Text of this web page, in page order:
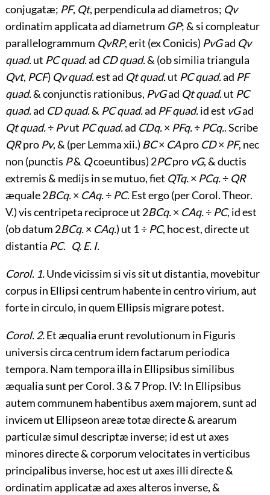
conjugatæ; PF, Qt, perpendicula ad diametros; Qv
ordinatim applicata ad diametrum GP; & si compleatur
parallelogrammum QvRP, erit (ex Conicis) PvGad Qv
quad.ut PC quad.ad CD quad.& (ob similia triangula
Qvt, PCF) Qv quad.est ad Qt quad.ut PC quad.ad PF
quad.& conjunctis rationibus, PvGad Qt quad.ut PC
quad.ad CD quad.& PC quad.ad PF quad.id est vGad
Qt quad.÷ Pvut PC quad.ad CDq.× PFq.÷ PCq.. Scribe
QRpro Pv, & (per Lemma xii.) BC× CApro CD× PF, nec
non (punctis P& Qcoeuntibus) 2PCpro vG, & ductis
extremis & medijs in se mutuo, fiet QTq.× PCq.÷ QR
æquale 2BCq.× CAq.÷ PC. Est ergo (per Corol. Theor.
V.) vis centripeta reciproce ut 2BCq.× CAq.÷ PC, id est
(ob datum 2BCq.× CAq.) ut 1 ÷ PC, hoc est, directe ut
distantia PC. Q. E. I.
Corol. 1.Unde vicissim si vis sit ut distantia, movebitur
corpus in Ellipsi centrum habente in centro virium, aut
forte in circulo, in quem Ellipsis migrare potest.
Corol. 2.Et æqualia erunt revolutionum in Figuris
universis circa centrum idem factarum periodica
tempora. Nam tempora illa in Ellipsibus similibus
æqualia sunt per Corol. 3 & 7 Prop. IV: In Ellipsibus
autem communem habentibus axem majorem, sunt ad
invicem ut Ellipseon areæ totæ directe & arearum
particulæ simul descriptæ inverse; id est ut axes
minores directe & corporum velocitates in verticibus
principalibus inverse, hoc est ut axes illi directe &
ordinatim applicatæ ad axes alteros inverse, &